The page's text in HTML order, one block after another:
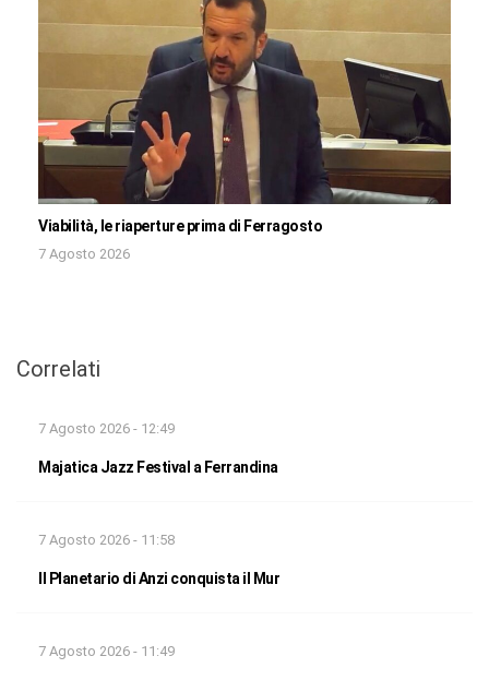
Viabilità, le riaperture prima di Ferragosto
7 Agosto 2026
Correlati
7 Agosto 2026 - 12:49
Majatica Jazz Festival a Ferrandina
7 Agosto 2026 - 11:58
Il Planetario di Anzi conquista il Mur
7 Agosto 2026 - 11:49